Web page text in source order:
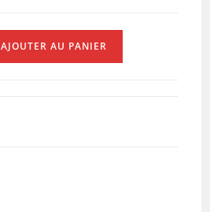
AJOUTER AU PANIER